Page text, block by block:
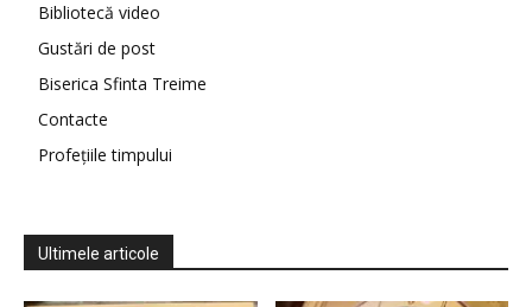
Bibliotecă video
Gustări de post
Biserica Sfinta Treime
Contacte
Profețiile timpului
Ultimele articole